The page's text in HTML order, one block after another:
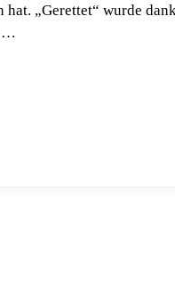
„Gerettet“ wurde
…